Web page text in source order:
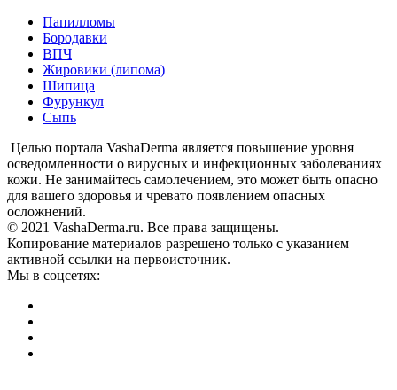
Папилломы
Бородавки
ВПЧ
Жировики (липома)
Шипица
Фурункул
Сыпь
Целью портала VashaDerma является повышение уровня
осведомленности о вирусных и инфекционных заболеваниях
кожи. Не занимайтесь самолечением, это может быть опасно
для вашего здоровья и чревато появлением опасных
осложнений.
© 2021 VashaDerma.ru. Все права защищены.
Копирование материалов разрешено только с указанием
активной ссылки на первоисточник.
Мы в соцсетях: